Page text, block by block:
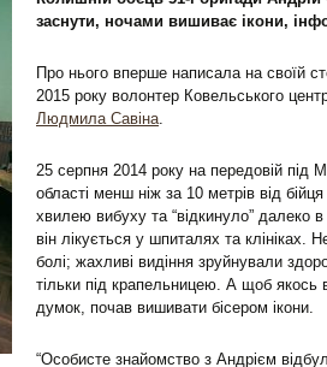
заснути, ночами вишиває ікони,
Про нього вперше написала на своїй
2015 року волонтер Ковельського
Людмила Савіна.
25 серпня 2014 року на передовій під
області менш ніж за 10 метрів від
хвилею вибуху та “відкинуло” далеко
він лікується у шпиталях та клініках.
болі; жахливі видіння зруйнували
тільки під крапельницею. А щоб якось
думок, почав вишивати бісером ікони.
“Особисте знайомство з Андрієм